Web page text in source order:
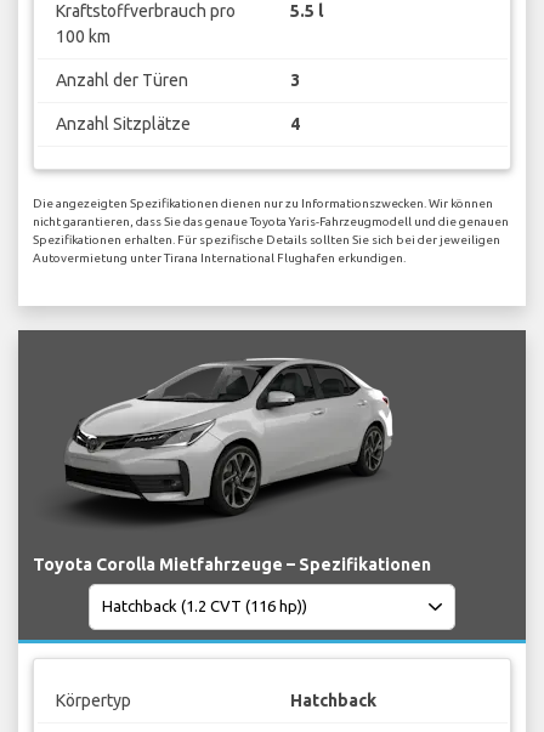
Kraftstoffverbrauch pro
100 km
5.5 l
Anzahl der Türen 3
Anzahl Sitzplätze 4
Die angezeigten Spezifikationen dienen nur zu Informationszwecken. Wir können
nicht garantieren, dass Sie das genaue Toyota Yaris-Fahrzeugmodell und die genauen
Spezifikationen erhalten. Für spezifische Details sollten Sie sich bei der jeweiligen
Autovermietung unter Tirana International Flughafen erkundigen.
Toyota Corolla Mietfahrzeuge – Spezifikationen
Körpertyp Hatchback